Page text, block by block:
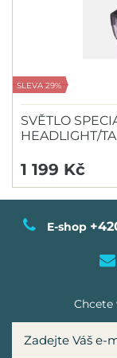
SLEVA 29%
SVĚTLO
HEADLIGHT/
1 199 Kč
E-shop
Chcete